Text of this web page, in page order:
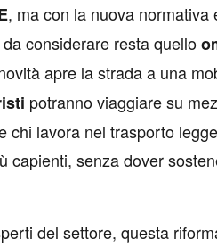
, ma con la nuova normativa
considerare resta quello
apre la strada a una
potranno viaggiare su
chi lavora nel trasporto
capienti, senza dover
del settore, questa